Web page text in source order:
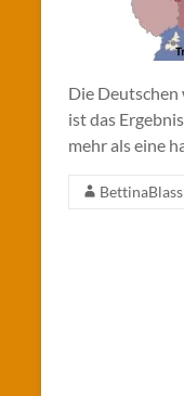
Die Deutschen
ist das
mehr als eine
BettinaBlass